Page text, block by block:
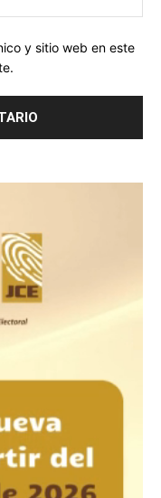
y sitio web en este